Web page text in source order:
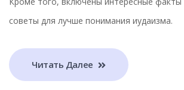
советы для лучше понимания иудаизма.
Читать Далее